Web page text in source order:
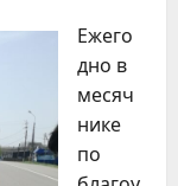
Ежего
дно в
месяч
нике
по